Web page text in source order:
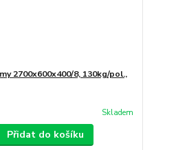
2700x600x400/8, 130kg/pol.,
Skladem
Přidat do košíku